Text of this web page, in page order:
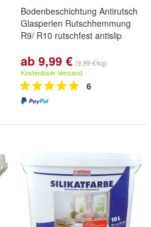
Bodenbeschichtung Antirutsch
Glasperlen Rutschhemmung
R9/ R10 rutschfest antislip
ab 9,99 € (9,99 €/kg)
Kostenloser Versand
6